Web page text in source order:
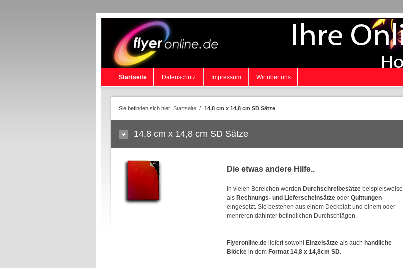
Startseite Datenschutz Impressum Wir über uns
Sie befinden sich hier: Startseite / 14,8 cm x 14,8 cm SD Sätze
14,8 cm x 14,8 cm SD Sätze
Die etwas andere Hilfe..
In vielen Bereichen werden Durchschreibesätze beispielsweise
als Rechnungs- und Lieferscheinsätze oder Quittungen
eingesetzt. Sie bestehen aus einem Deckblatt und einem oder
mehreren dahinter befindlichen Durchschlägen.
Flyeronline.de liefert sowohl Einzelsätze als auch handliche
Blöcke in dem Format 14,8 x 14,8cm SD.